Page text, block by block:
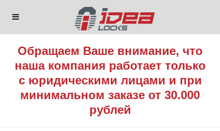
Обращаем Ваше внимание, что
наша компания работает только
с юридическими лицами и при
минимальном заказе от 30.000
рублей